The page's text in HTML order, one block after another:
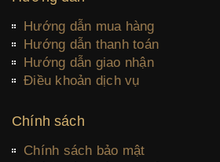
Hướng dẫn mua hàng
Hướng dẫn thanh toán
Hướng dẫn giao nhận
Điều khoản dịch vụ
Chính sách
Chính sách bảo mật